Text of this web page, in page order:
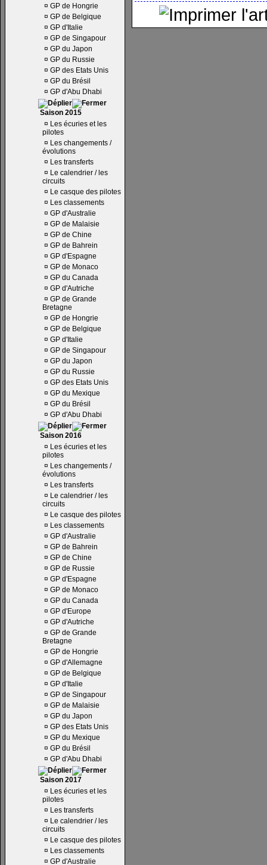
¤ GP de Hongrie
¤ GP de Belgique
¤ GP d'Italie
¤ GP de Singapour
¤ GP du Japon
¤ GP du Russie
¤ GP des Etats Unis
¤ GP du Brésil
¤ GP d'Abu Dhabi
Saison 2015
¤ Les écuries et les
pilotes
¤ Les changements /
évolutions
¤ Les transferts
¤ Le calendrier / les
circuits
¤ Le casque des pilotes
¤ Les classements
¤ GP d'Australie
¤ GP de Malaisie
¤ GP de Chine
¤ GP de Bahrein
¤ GP d'Espagne
¤ GP de Monaco
¤ GP du Canada
¤ GP d'Autriche
¤ GP de Grande
Bretagne
¤ GP de Hongrie
¤ GP de Belgique
¤ GP d'Italie
¤ GP de Singapour
¤ GP du Japon
¤ GP du Russie
¤ GP des Etats Unis
¤ GP du Mexique
¤ GP du Brésil
¤ GP d'Abu Dhabi
Saison 2016
¤ Les écuries et les
pilotes
¤ Les changements /
évolutions
¤ Les transferts
¤ Le calendrier / les
circuits
¤ Le casque des pilotes
¤ Les classements
¤ GP d'Australie
¤ GP de Bahrein
¤ GP de Chine
¤ GP de Russie
¤ GP d'Espagne
¤ GP de Monaco
¤ GP du Canada
¤ GP d'Europe
¤ GP d'Autriche
¤ GP de Grande
Bretagne
¤ GP de Hongrie
¤ GP d'Allemagne
¤ GP de Belgique
¤ GP d'Italie
¤ GP de Singapour
¤ GP de Malaisie
¤ GP du Japon
¤ GP des Etats Unis
¤ GP du Mexique
¤ GP du Brésil
¤ GP d'Abu Dhabi
Saison 2017
¤ Les écuries et les
pilotes
¤ Les transferts
¤ Le calendrier / les
circuits
¤ Le casque des pilotes
¤ Les classements
¤ GP d'Australie